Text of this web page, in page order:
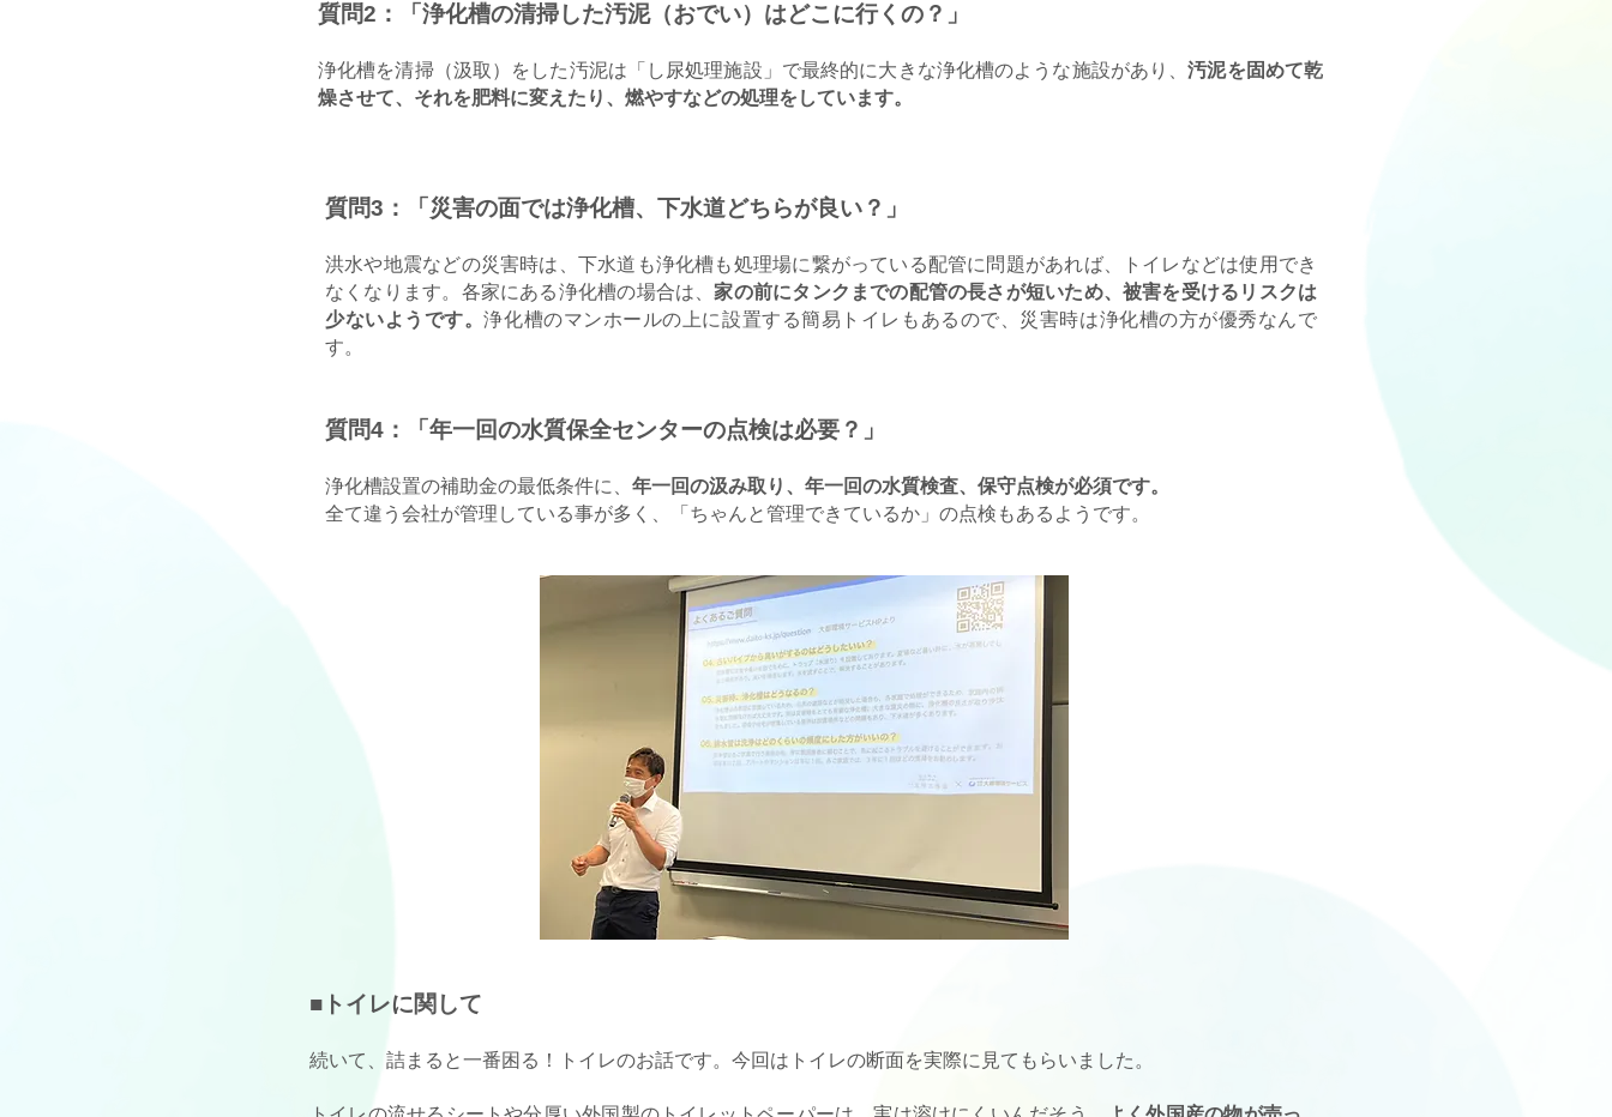
質問2：「浄化槽の清掃した汚泥（おでい）はどこに行くの？」
浄化槽を清掃（汲取）をした汚泥は「し尿処理施設」で最終的に大きな浄化槽のような施設があり、汚泥を固めて乾
燥させて、それを肥料に変えたり、燃やすなどの処理をしています。
質問3：「災害の面では浄化槽、下水道どちらが良い？」
洪水や地震などの災害時は、下水道も浄化槽も処理場に繋がっている配管に問題があれば、トイレなどは使用でき
なくなります。各家にある浄化槽の場合は、 家の前にタンクまでの配管の長さが短いため、被害を受けるリスクは
少ないようです。浄化槽のマンホールの上に設置する簡易トイレもあるので、災害時は浄化槽の方が優秀なんで
す。
質問4：「年一回の水質保全センターの点検は必要？」
浄化槽設置の補助金の最低条件に、 年一回の汲み取り、年一回の水質検査、保守点検が必須です。
全て違う会社が管理している事が多く、「ちゃんと管理できているか」の点検もあるようです。
■トイレに関して
続いて、詰まると一番困る！トイレのお話です。 今回はトイレの断面を実際に見てもらいました。